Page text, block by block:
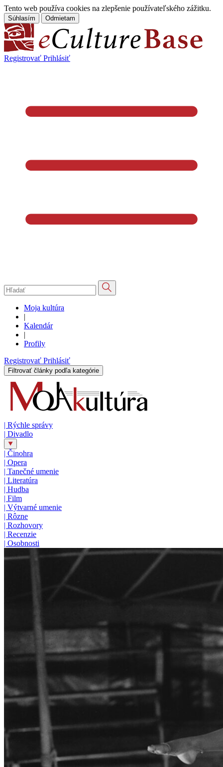
Tento web používa cookies na zlepšenie používateľského zážitku.
Súhlasím Odmietam
Registrovať Prihlásiť
Moja kultúra
|
Kalendár
|
Profily
Registrovať Prihlásiť
Filtrovať články podľa kategórie
| Rýchle správy
| Divadlo
| Činohra
| Opera
| Tanečné umenie
| Literatúra
| Hudba
| Film
| Výtvarné umenie
| Rôzne
| Rozhovory
| Recenzie
| Osobnosti